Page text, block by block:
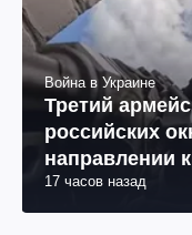
Война в Украине
Третий
российских
направлении
как это удалось
17 часов назад